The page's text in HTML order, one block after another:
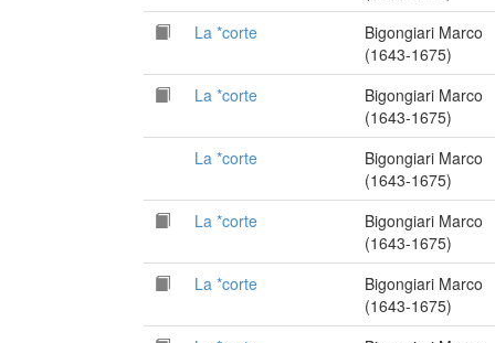
La *corte
Bigongiari Marco
(1643-1675)
La *corte
Bigongiari Marco
(1643-1675)
La *corte
Bigongiari Marco
(1643-1675)
La *corte
Bigongiari Marco
(1643-1675)
La *corte
Bigongiari Marco
(1643-1675)